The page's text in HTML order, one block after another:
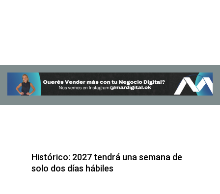
Histórico: 2027 tendrá una semana de
solo dos días hábiles